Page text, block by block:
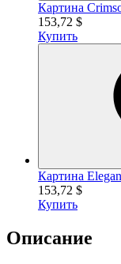
Картина
153,72 $
Купить
Картина
153,72 $
Купить
Описание